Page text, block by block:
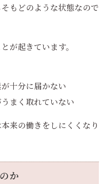
もどのような状態なので
が起きています。
十分に届かない
まく取れていない
来の働きをしにくくなり
か